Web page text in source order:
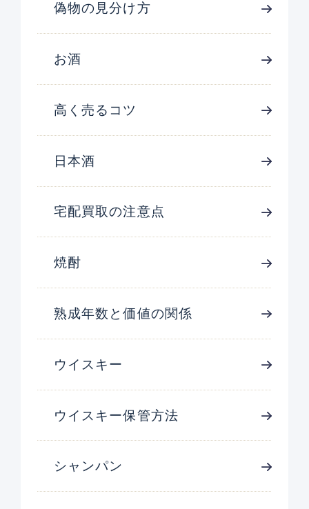
偽物の見分け方
お酒
高く売るコツ
日本酒
宅配買取の注意点
焼酎
熟成年数と価値の関係
ウイスキー
ウイスキー保管方法
シャンパン